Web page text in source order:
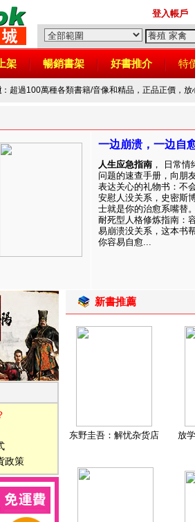
登入帳戶
架 暢銷書架 好書推介 特
：超過100萬種各類書籍/音像和精品，正品正價，
一边崩溃，一边自
人生应急指南 ， 日常情
问题的速查手册，向朋
表达关心的礼物书：不
安慰人没关系，史密斯
士就是你的治愈系嘴替
耐死型人格修炼指南：
易崩溃没关系，这本书
你容易自愈...
政策
新書推薦
东野圭吾：解忧杂货店 放